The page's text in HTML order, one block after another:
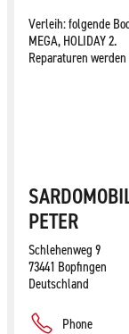
Verleih: folgende
MEGA, HOLIDAY 2.
Reparaturen
PETER
Schlehenweg 9
73441 Bopfingen
Deutschland
Phone